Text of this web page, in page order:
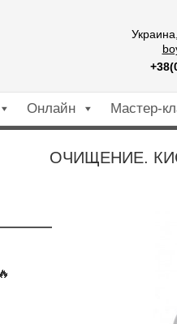
Онлайн Мастер-
ОЧИЩЕНИЕ.